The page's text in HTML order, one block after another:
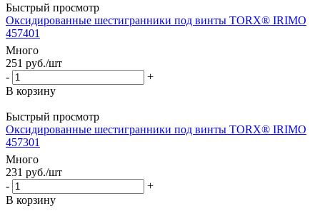
Быстрый просмотр
Оксидированные шестигранники под винты TORX® IRIMO
457401
Много
251 руб./шт
-
+
В корзину
Быстрый просмотр
Оксидированные шестигранники под винты TORX® IRIMO
457301
Много
231 руб./шт
-
+
В корзину